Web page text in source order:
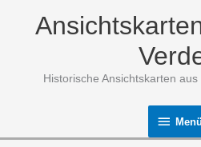
Historische Ansichtskarten
Menü
Menü